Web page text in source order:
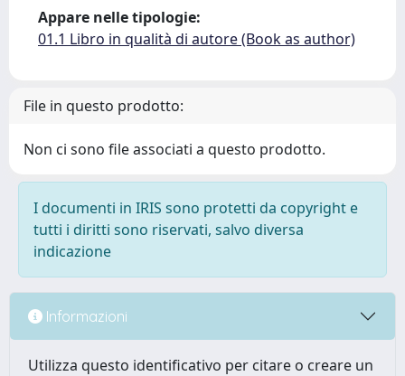
Appare nelle tipologie:
01.1 Libro in qualità di autore (Book as author)
File in questo prodotto:
Non ci sono file associati a questo prodotto.
I documenti in IRIS sono protetti da copyright e
tutti i diritti sono riservati, salvo diversa
indicazione
Informazioni
Utilizza questo identificativo per citare o creare un